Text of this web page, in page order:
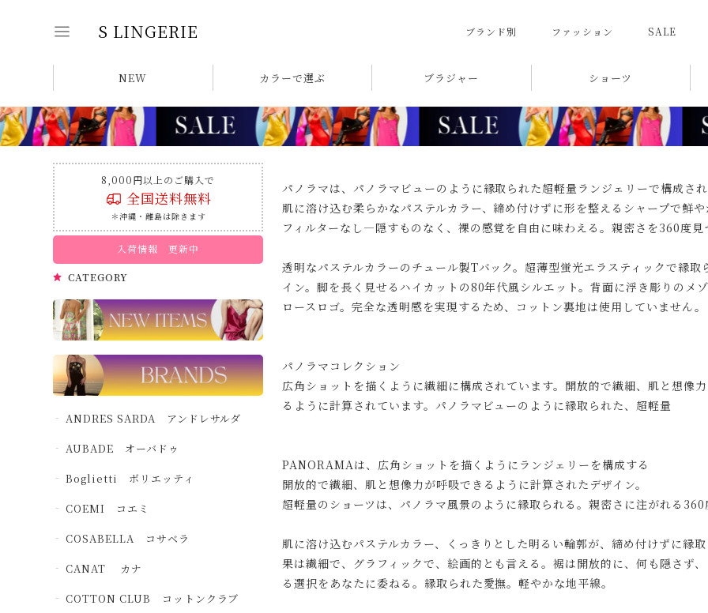
S LINGERIE ブランド別 ファッション SALE
NEW カラーで選ぶ ブラジャー ショーツ
8,000円以上のご購入で
全国送料無料
＊沖縄・離島は除きます
入荷情報 更新中
CATEGORY
ANDRES SARDA アンドレサルダ
AUBADE オーバドゥ
Boglietti ボリエッティ
COEMI コエミ
COSABELLA コサベラ
CANAT カナ
COTTON CLUB コットンクラブ
パノラマは、パノラマビューのように縁取られた超軽量ランジェリーで構成さ
肌に溶け込む柔らかなパステルカラー、締め付けずに形を整えるシャープで鮮
フィルターなし―隠すものなく、裸の感覚を自由に味わえる。親密さを360度見
透明なパステルカラーのチュール製Tバック。超薄型蛍光エラスティックで縁取
イン。脚を長く見せるハイカットの80年代風シルエット。背面に浮き彫りのメ
ロースロゴ。完全な透明感を実現するため、コットン裏地は使用していません。
パノラマコレクション
広角ショットを描くように繊細に構成されています。開放的で繊細、肌と想像
るように計算されています。パノラマビューのように縁取られた、超軽量
PANORAMAは、広角ショットを描くようにランジェリーを構成する
開放的で繊細、肌と想像力が呼吸できるように計算されたデザイン。
超軽量のショーツは、パノラマ風景のように縁取られる。親密さに注がれる
肌に溶け込むパステルカラー、くっきりとした明るい輪郭が、締め付けずに縁
果は繊細で、グラフィックで、絵画的とも言える。裾は開放的に、何も隠さず
る選択をあなたに委ねる。縁取られた愛撫。軽やかな地平線。